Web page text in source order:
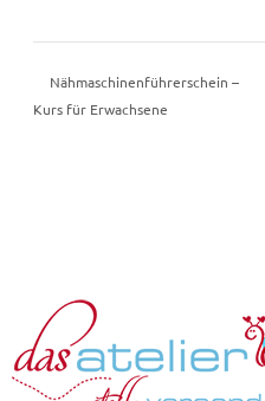
Nähmaschinenführerschein –
Kurs für Erwachsene